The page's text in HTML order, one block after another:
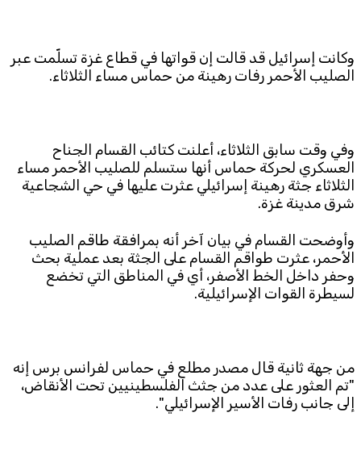
وكانت إسرائيل قد قالت إن قواتها في قطاع غزة تسلّمت عبر
الصليب الأحمر رفات رهينة من حماس مساء الثلاثاء.
وفي وقت سابق الثلاثاء، أعلنت كتائب القسام الجناح
العسكري لحركة حماس أنها ستسلم للصليب الأحمر مساء
الثلاثاء جثة رهينة إسرائيلي عثرت عليها في حي الشجاعية
شرق مدينة غزة.
وأوضحت القسام في بيان آخر أنه بمرافقة طاقم الصليب
الأحمر، عثرت طواقم القسام على الجثة بعد عملية بحث
وحفر داخل الخط الأصفر، أي في المناطق التي تخضع
لسيطرة القوات الإسرائيلية.
من جهة ثانية قال مصدر مطلع في حماس لفرانس برس إنه
"تم العثور على عدد من جثث الفلسطينيين تحت الأنقاض،
إلى جانب رفات الأسير الإسرائيلي".